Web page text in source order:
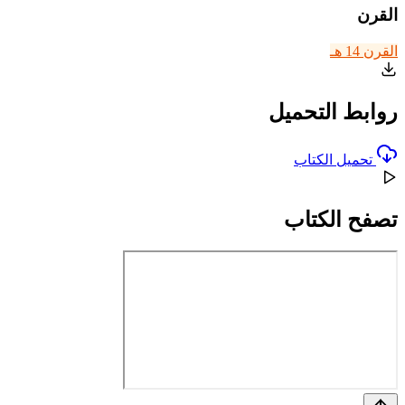
القرن
القرن 14 هـ
روابط التحميل
تحميل الكتاب
تصفح الكتاب